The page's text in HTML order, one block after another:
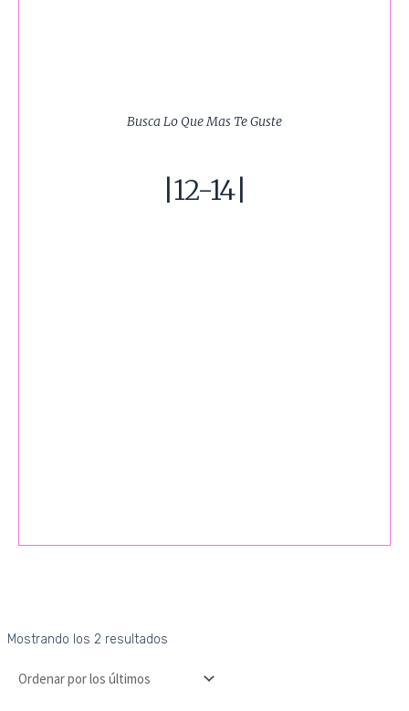
Busca Lo Que Mas Te Guste
|12-14|
Mostrando los 2 resultados